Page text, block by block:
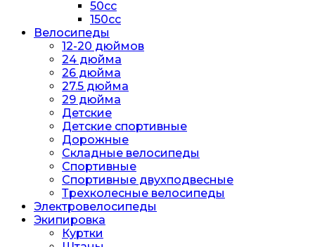
50cc
150cc
Велосипеды
12-20 дюймов
24 дюйма
26 дюйма
27.5 дюйма
29 дюйма
Детские
Детские спортивные
Дорожные
Складные велосипеды
Спортивные
Спортивные двухподвесные
Трехколесные велосипеды
Электровелосипеды
Экипировка
Куртки